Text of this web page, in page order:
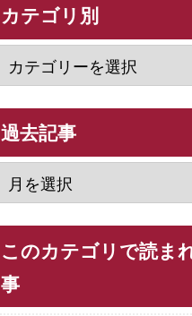
カテゴリ別
過去記事
このカテゴリで読ま
事